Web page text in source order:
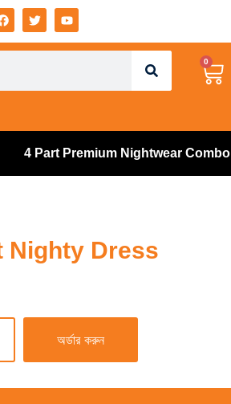
0
4 Part Premium Nightwear Combo
Nighty Dress
অর্ডার করুন